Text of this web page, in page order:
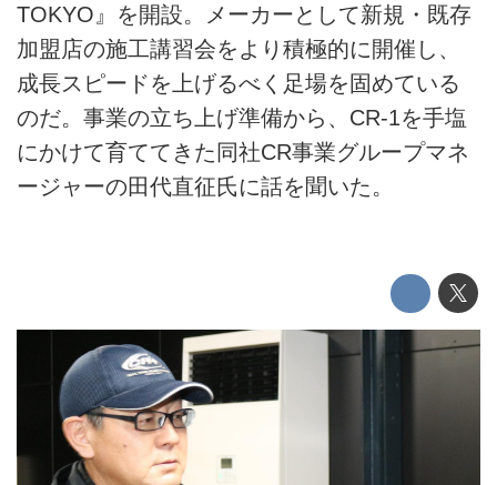
TOKYO』を開設。メーカーとして新規・既存
加盟店の施工講習会をより積極的に開催し、
成長スピードを上げるべく足場を固めている
のだ。事業の立ち上げ準備から、CR-1を手塩
にかけて育ててきた同社CR事業グループマネ
ージャーの田代直征氏に話を聞いた。